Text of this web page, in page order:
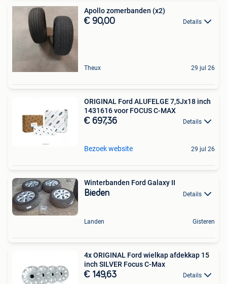
Apollo zomerbanden (x2)
€ 90,00 Details
Theux 29 jul 26
ORIGINAL Ford ALUFELGE 7,5Jx18 inch
1431616 voor FOCUS C-MAX
€ 697,36 Details
Bezoek website 29 jul 26
Winterbanden Ford Galaxy II
Bieden Details
Landen Gisteren
4x ORIGINAL Ford wielkap afdekkap 15
inch SILVER Focus C-Max
€ 149,63 Details